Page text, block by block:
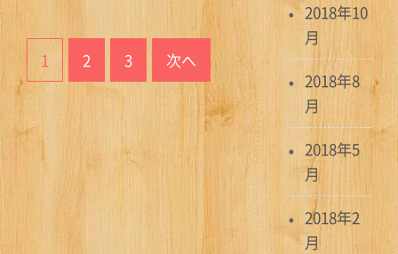
投
稿
ビ
1 2 3 次へ
2018年10
月
2018年8
月
2018年5
月
2018年2
月